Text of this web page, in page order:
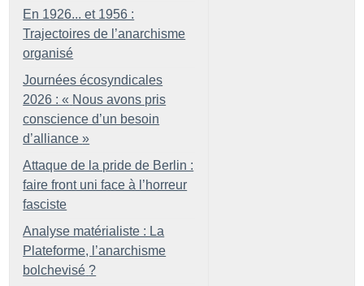
En 1926... et 1956 :
Trajectoires de l’anarchisme
organisé
Journées écosyndicales
2026 : « Nous avons pris
conscience d’un besoin
d’alliance »
Attaque de la pride de Berlin :
faire front uni face à l’horreur
fasciste
Analyse matérialiste : La
Plateforme, l’anarchisme
bolchevisé ?